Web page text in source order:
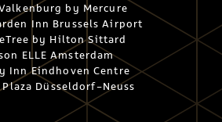
by Mercure
Inn Brussels Airport
by Hilton Sittard
ELLE Amsterdam
Inn Eindhoven Centre
Plaza Düsseldorf-Neuss